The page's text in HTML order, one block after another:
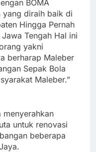
BOMA
yang diraih baik di
Hingga Pernah
Tengah Hal ini
yakni
berharap Maleber
Sepak Bola
Maleber.”
menyerahkan
untuk renovasi
beberapa